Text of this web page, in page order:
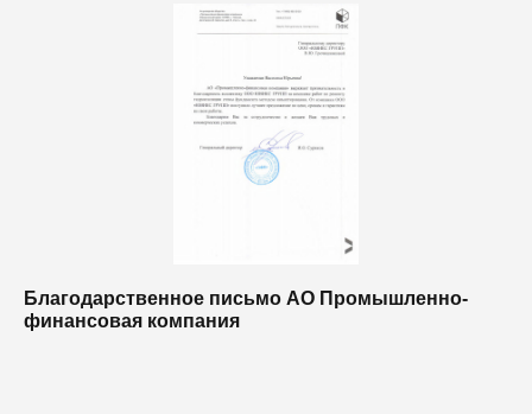
Благодарственное письмо АО Промышленно-
финансовая компания